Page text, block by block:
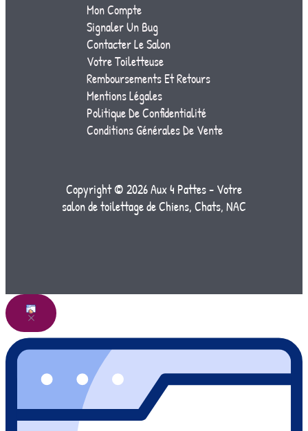
Mon Compte
Signaler Un Bug
Contacter Le Salon
Votre Toiletteuse
Remboursements Et Retours
Mentions Légales
Politique De Confidentialité
Conditions Générales De Vente
Copyright © 2026 Aux 4 Pattes - Votre
salon de toilettage de Chiens, Chats, NAC